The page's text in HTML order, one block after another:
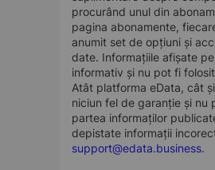
procurând unul din
pagina abonamente,
anumit set de opțiuni și
date. Informațiile afișate
informativ și nu pot fi
Atât platforma eData, cât
niciun fel de garanție și nu
partea informaților
depistate informații
support@edata.business.